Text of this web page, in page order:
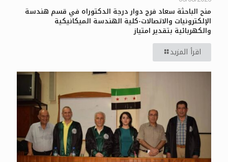
منح الباحثة سعاد فرج دوار درجة الدكتوراه في قسم هندسة
الإلكترونيات والاتصالات-كلية الهندسة الميكانيكية
والكهربائية بتقدير امتياز
اقرأ المزيد